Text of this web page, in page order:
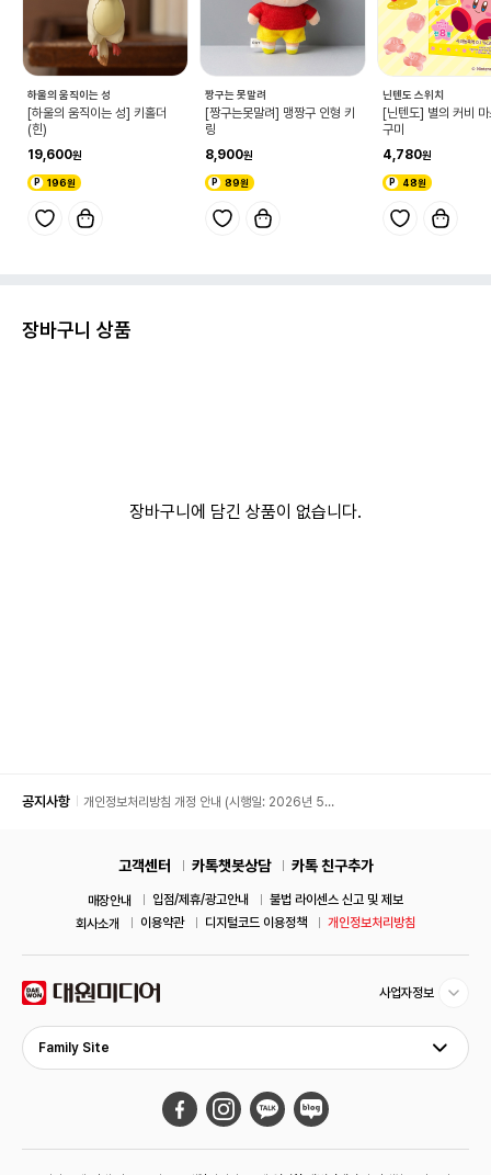
하울의 움직이는 성
[하울의 움직이는 성] 키홀더
(힌)
19,600
196원
짱구는 못말려
[짱구는못말려] 맹짱구 인형 키
링
8,900
89원
닌텐도 스위치
[닌텐도] 별의 커비
구미
4,780
48원
장바구니 상품
장바구니에 담긴 상품이 없습니다.
공지사항
개인정보처리방침 개정 안내 (시행일: 2026년 5월
고객센터 카톡챗봇상담 카톡 친구추가
매장안내 입점/제휴/광고안내
불법 라이센스 신고 및 제보
회사소개
이용약관 디지털코드 이용정책 개인정보처리방침
사업자정보
Family Site